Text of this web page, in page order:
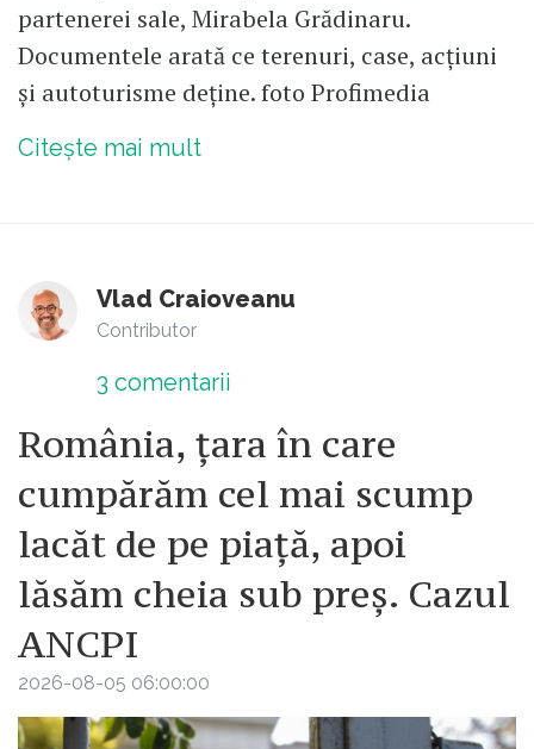
partenerei sale, Mirabela Grădinaru.
Documentele arată ce terenuri, case, acțiuni
și autoturisme deține. foto Profimedia
Citește mai mult
Vlad Craioveanu
Contributor
3 comentarii
România, țara în care
cumpărăm cel mai scump
lacăt de pe piață, apoi
lăsăm cheia sub preș. Cazul
ANCPI
2026-08-05 06:00:00